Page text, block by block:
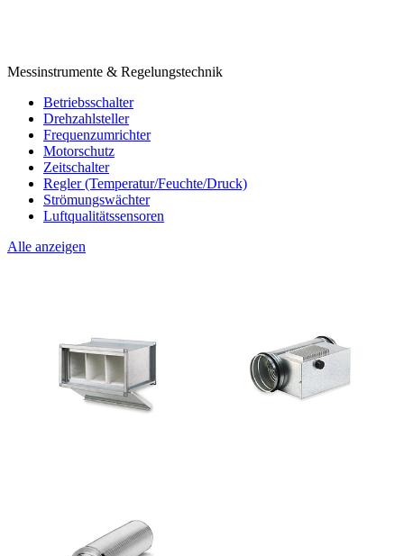
Messinstrumente & Regelungstechnik
Betriebsschalter
Drehzahlsteller
Frequenzumrichter
Motorschutz
Zeitschalter
Regler (Temperatur/Feuchte/Druck)
Strömungswächter
Luftqualitätssensoren
Alle anzeigen